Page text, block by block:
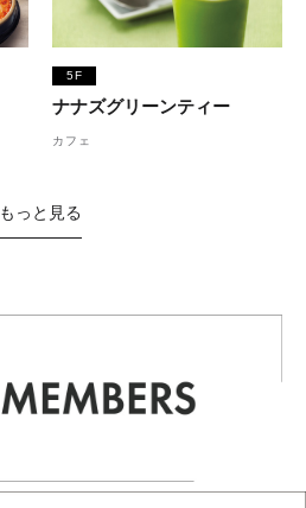
5F
ナナズグリーンティー
カフェ
もっと見る